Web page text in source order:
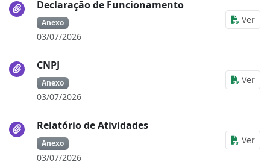
Declaração de Funcionamento
Anexo
03/07/2026
Ver
CNPJ
Anexo
03/07/2026
Ver
Relatório de Atividades
Anexo
03/07/2026
Ver